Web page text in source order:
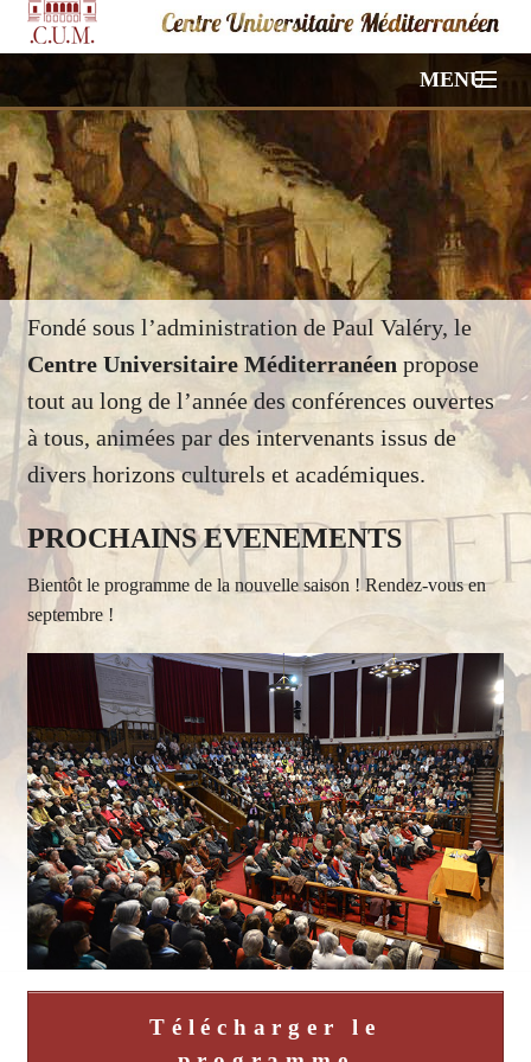
MENU
ACCUEIL
NOS CONFÉRENCES
VIDÉOS
PHOTOS
À PROPOS
CONTACT
Fondé sous l’administration de Paul Valéry, le
Centre Universitaire Méditerranéen propose
tout au long de l’année des conférences ouvertes
à tous, animées par des intervenants issus de
divers horizons culturels et académiques.
PROCHAINS EVENEMENTS
Bientôt le programme de la nouvelle saison ! Rendez-vous en
septembre !
Télécharger le